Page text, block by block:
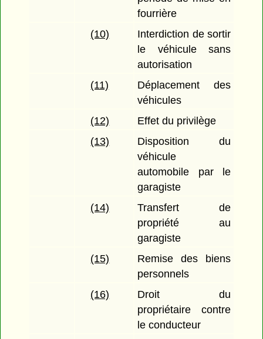
fourrière
(10)
Interdiction de sortir
le véhicule sans
autorisation
(11)
Déplacement des
véhicules
(12)
Effet du privilège
(13)
Disposition du
véhicule
automobile par le
garagiste
(14)
Transfert de
propriété au
garagiste
(15)
Remise des biens
personnels
(16)
Droit du
propriétaire contre
le conducteur